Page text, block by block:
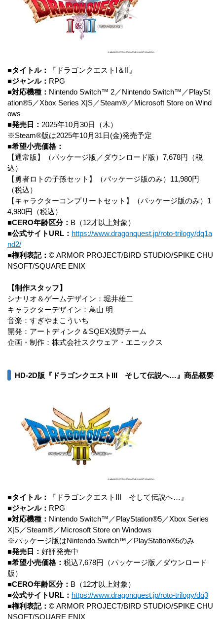
■タイトル：
『ドラゴンクエストI＆II』
■ジャンル： RPG
■対応機種： Nintendo Switch™ 2／Nintendo Switch™／PlaySt
ation®5／Xbox Series X|S／Steam®／Microsoft Store on Wind
ows
■発売日： 2025年10月30日（木）
※Steam®版は2025年10月31日(金)発売予定
■希望小売価格：
【通常版】（パッケージ版／ダウンロード版）7,678円（税
込）
【勇者ロトの子孫セット】（パッケージ版のみ）11,980円
（税込）
【キャラクターコンプリートセット】（パッケージ版のみ）1
4,980円（税込）
■CERO年齢区分： B（12才以上対象）
■公式サイトURL： https://www.dragonquest.jp/roto-trilogy/dq1a
nd2/
■権利表記： © ARMOR PROJECT/BIRD STUDIO/SPIKE CHU
NSOFT/SQUARE ENIX
【制作スタッフ】
シナリオ＆ゲームデザイン：堀井雄二
キャラクターデザイン：鳥山 明
音楽：すぎやまこういち
開発：アートディンク＆SQEX浅野チーム
企画・制作：株式会社スクウェア・エニックス
HD-2D版『ドラゴンクエストIII そして伝説へ…』商品概要
■タイトル：
『ドラゴンクエストIII そして伝説へ…』
■ジャンル： RPG
■対応機種： Nintendo Switch™／PlayStation®5／Xbox Series
X|S／Steam®／Microsoft Store on Windows
※パッケージ版はNintendo Switch™／PlayStation®5のみ
■発売日： 好評発売中
■希望小売価格： 税込7,678円（パッケージ版／ダウンロード
版）
■CERO年齢区分： B（12才以上対象）
■公式サイトURL： https://www.dragonquest.jp/roto-trilogy/dq3
■権利表記： © ARMOR PROJECT/BIRD STUDIO/SPIKE CHU
NSOFT/SQUARE ENIX